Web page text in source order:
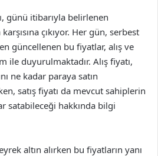
günü itibarıyla belirlenen
çıkıyor. Her gün, serbest
güncellenen bu fiyatlar, alış ve
ile duyurulmaktadır. Alış fiyatı,
ne kadar paraya satın
satış fiyatı da mevcut sahiplerin
satabileceği hakkında bilgi
altın alırken bu fiyatların yanı